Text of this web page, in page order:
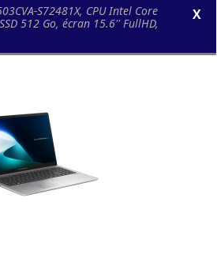
S72481X, CPU Intel Core
512 Go, écran 15.6'' FullHD,
X